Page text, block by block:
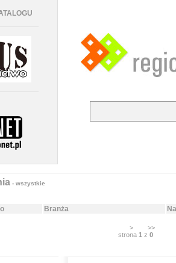
- wszystkie
Branża
>
>>
strona 1 z 0